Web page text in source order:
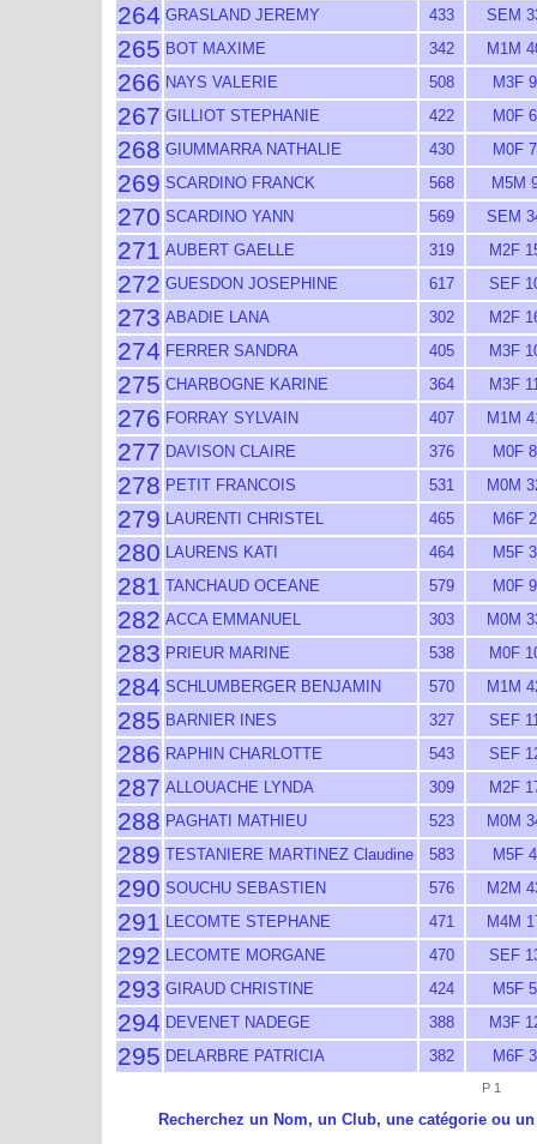
264 GRASLAND JEREMY 433 SEM
265 BOT MAXIME 342 M1M
266 NAYS VALERIE 508 M3F 9
267 GILLIOT STEPHANIE 422 M0F 6
268 GIUMMARRA NATHALIE 430 M0F 7
269 SCARDINO FRANCK 568 M5M
270 SCARDINO YANN 569 SEM
271 AUBERT GAELLE 319 M2F
272 GUESDON JOSEPHINE 617 SEF
273 ABADIE LANA 302 M2F
274 FERRER SANDRA 405 M3F
275 CHARBOGNE KARINE 364 M3F
276 FORRAY SYLVAIN 407 M1M
277 DAVISON CLAIRE 376 M0F 8
278 PETIT FRANCOIS 531 M0M
279 LAURENTI CHRISTEL 465 M6F 2
280 LAURENS KATI 464 M5F 3
281 TANCHAUD OCEANE 579 M0F 9
282 ACCA EMMANUEL 303 M0M
283 PRIEUR MARINE 538 M0F
284 SCHLUMBERGER BENJAMIN 570 M1M
285 BARNIER INES 327 SEF
286 RAPHIN CHARLOTTE 543 SEF
287 ALLOUACHE LYNDA 309 M2F
288 PAGHATI MATHIEU 523 M0M
289 TESTANIERE MARTINEZ Claudine 583 M5F 4
290 SOUCHU SEBASTIEN 576 M2M
291 LECOMTE STEPHANE 471 M4M
292 LECOMTE MORGANE 470 SEF
293 GIRAUD CHRISTINE 424 M5F 5
294 DEVENET NADEGE 388 M3F
295 DELARBRE PATRICIA 382 M6F 3
P 1
Recherchez un Nom, un Club, une catégorie ou